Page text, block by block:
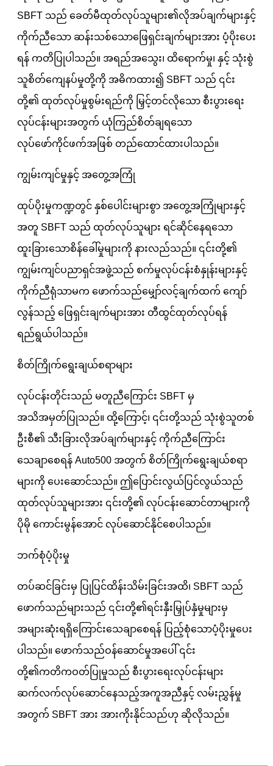
SBFT သည် ခေတ်မီထုတ်လုပ်သူများ၏လိုအပ်ချက်များနှင့်
ကိုက်ညီသော ဆန်းသစ်သောဖြေရှင်းချက်များအား ပံ့ပိုးပေး
ရန် ကတိပြုပါသည်။ အရည်အသွေး၊ ထိရောက်မှု၊ နှင့် သုံးစွဲ
သူစိတ်ကျေနပ်မှုတို့ကို အဓိကထား၍ SBFT သည် ၎င်း
တို့၏ ထုတ်လုပ်မှုစွမ်းရည်ကို မြှင့်တင်လိုသော စီးပွားရေး
လုပ်ငန်းများအတွက် ယုံကြည်စိတ်ချရသော
လုပ်ဖော်ကိုင်ဖက်အဖြစ် တည်ထောင်ထားပါသည်။
ကျွမ်းကျင်မှုနှင့် အတွေ့အကြုံ
ထုပ်ပိုးမှုကဏ္ဍတွင် နှစ်ပေါင်းများစွာ အတွေ့အကြုံများနှင့်
အတူ SBFT သည် ထုတ်လုပ်သူများ ရင်ဆိုင်နေရသော
ထူးခြားသောစိန်ခေါ်မှုများကို နားလည်သည်။ ၎င်းတို့၏
ကျွမ်းကျင်ပညာရှင်အဖွဲ့သည် စက်မှုလုပ်ငန်းစံနှုန်းများနှင့်
ကိုက်ညီရုံသာမက ဖောက်သည်မျှော်လင့်ချက်ထက် ကျော်
လွန်သည့် ဖြေရှင်းချက်များအား တီထွင်ထုတ်လုပ်ရန်
ရည်ရွယ်ပါသည်။
စိတ်ကြိုက်ရွေးချယ်စရာများ
လုပ်ငန်းတိုင်းသည် မတူညီကြောင်း SBFT မှ
အသိအမှတ်ပြုသည်။ ထို့ကြောင့်၊ ၎င်းတို့သည် သုံးစွဲသူတစ်
ဦးစီ၏ သီးခြားလိုအပ်ချက်များနှင့် ကိုက်ညီကြောင်း
သေချာစေရန် Auto500 အတွက် စိတ်ကြိုက်ရွေးချယ်စရာ
များကို ပေးဆောင်သည်။ ဤပြောင်းလွယ်ပြင်လွယ်သည်
ထုတ်လုပ်သူများအား ၎င်းတို့၏ လုပ်ငန်းဆောင်တာများကို
ပိုမို ကောင်းမွန်အောင် လုပ်ဆောင်နိုင်စေပါသည်။
ဘက်စုံပံ့ပိုးမှု
တပ်ဆင်ခြင်းမှ ပြုပြင်ထိန်းသိမ်းခြင်းအထိ၊ SBFT သည်
ဖောက်သည်များသည် ၎င်းတို့၏ရင်းနှီးမြှုပ်နှံမှုများမှ
အများဆုံးရရှိကြောင်းသေချာစေရန် ပြည့်စုံသောပံ့ပိုးမှုပေး
ပါသည်။ ဖောက်သည်ဝန်ဆောင်မှုအပေါ် ၎င်း
တို့၏ကတိကဝတ်ပြုမှုသည် စီးပွားရေးလုပ်ငန်းများ
ဆက်လက်လုပ်ဆောင်နေသည့်အကူအညီနှင့် လမ်းညွှန်မှု
အတွက် SBFT အား အားကိုးနိုင်သည်ဟု ဆိုလိုသည်။